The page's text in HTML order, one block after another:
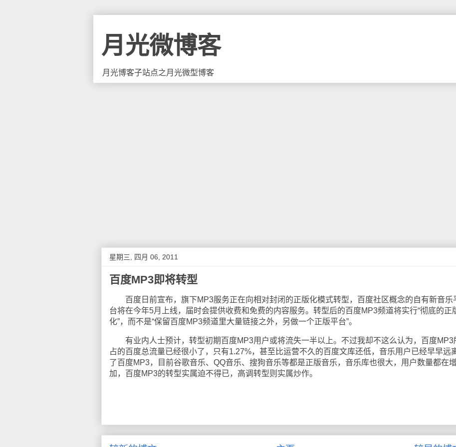
月光微博客
月光博客子站点之月光微型博客
星期三, 四月 06, 2011
百度MP3即将转型
百度日前宣布，旗下MP3服务正在向相对封闭的正版化模式转型，百度社区概念的自有新音乐
台将在今年5月上线，届时会提供收费和免费的内容服务。转型后的百度MP3频道将实行“彻底的正
化”，而不是“保留百度MP3频道里大量链接之外，另做一个正版平台”。
有业内人士预计，转型初期百度MP3用户或将流失一半以上。不过我却不这么认为，百度MP3
占的百度总流量已经很小了，只有1.27%，甚至比运营不久的百度文库还低，音乐用户已经早早远
了百度MP3，目前谷歌音乐、QQ音乐、搜狗音乐等都是正版音乐，音乐库也很大，用户数量都在增
加，百度MP3的转型实属迫不得已，高调转型则实属炒作。